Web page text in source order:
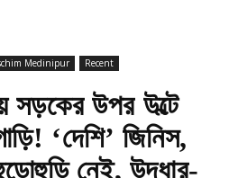
Medinipur Recent
সড়কের উপর উল্টে
‘দেশি’ জিনিস,
নেই, উদ্ধার-